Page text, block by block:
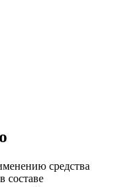
средства
составе